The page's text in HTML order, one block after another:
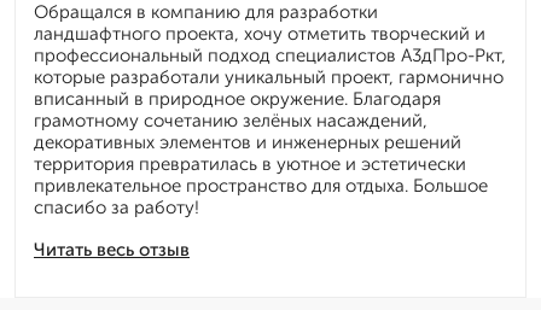
Читать весь отзыв
Обращался в компанию для разработки
ландшафтного проекта, хочу отметить творческий и
профессиональный подход специалистов А3дПро-Ркт,
которые разработали уникальный проект, гармонично
вписанный в природное окружение. Благодаря
грамотному сочетанию зелёных насаждений,
декоративных элементов и инженерных решений
территория превратилась в уютное и эстетически
привлекательное пространство для отдыха. Большое
спасибо за работу!